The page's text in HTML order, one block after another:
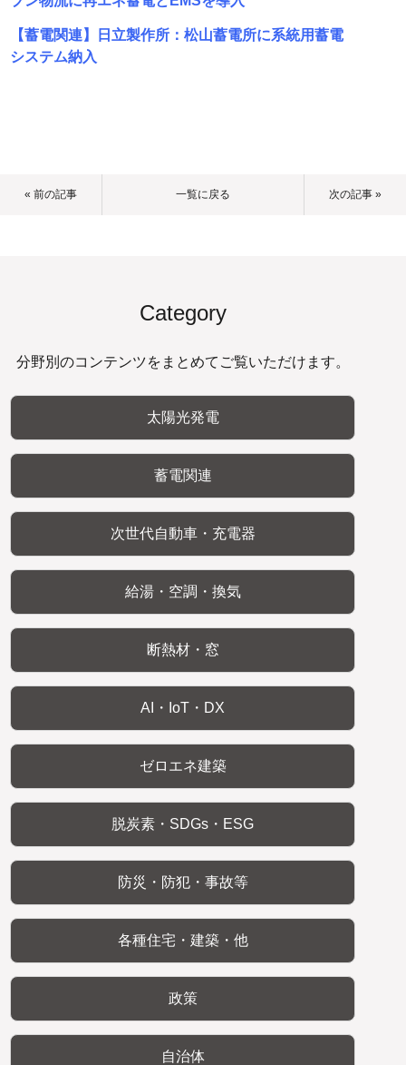
【蓄電関連】日立製作所：松山蓄電所に系統用蓄電
システム納入
« 前の記事 一覧に戻る 次の記事 »
Category
分野別のコンテンツをまとめてご覧いただけます。
太陽光発電
蓄電関連
次世代自動車・充電器
給湯・空調・換気
断熱材・窓
AI・IoT・DX
ゼロエネ建築
脱炭素・SDGs・ESG
防災・防犯・事故等
各種住宅・建築・他
政策
自治体